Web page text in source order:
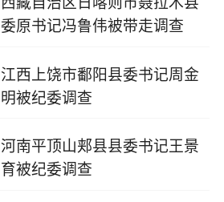
委原书记冯鲁伟被带走调查
江西上饶市鄱阳县委书记周金
明被纪委调查
河南平顶山郏县县委书记王景
育被纪委调查